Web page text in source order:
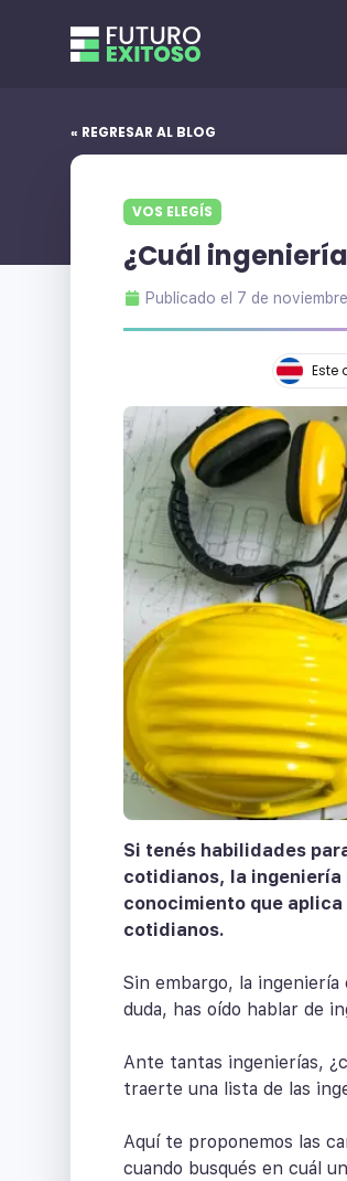
« REGRESAR AL BLOG
VOS ELEGÍS
¿Cuál
Publicado el 7 de
Este
Si tenés habilidades
cotidianos, la ingeniería
conocimiento que
cotidianos.
Sin embargo, la
duda, has oído hablar de
Ante tantas ingenierías,
traerte una lista de las
Aquí te proponemos las
cuando busqués en cuál